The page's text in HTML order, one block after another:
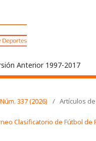
Anterior 1997-2017
337 (2026) / Artículos
Clasificatorio de Fútbol de